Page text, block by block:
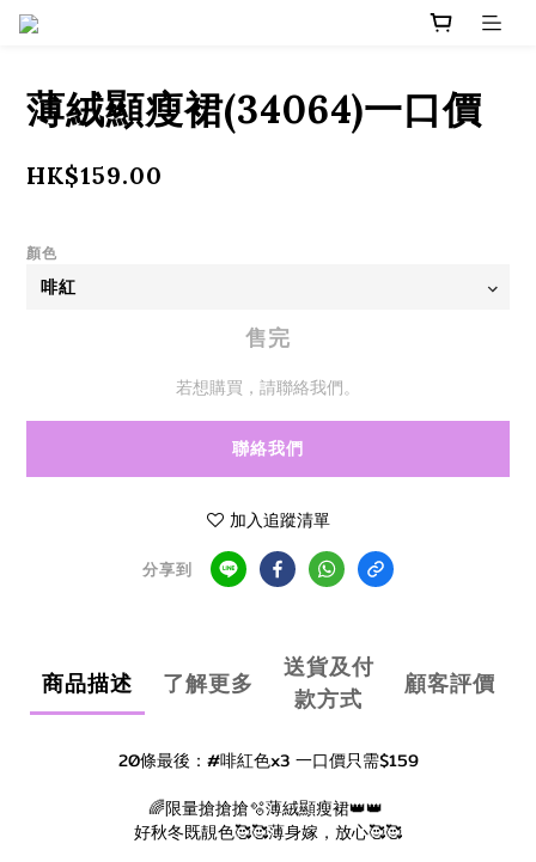
薄絨顯瘦裙(34064)一口價
HK$159.00
顏色
售完
若想購買，請聯絡我們。
聯絡我們
加入追蹤清單
分享到
商品描述 了解更多
送貨及付
款方式
顧客評價
20條最後：#啡紅色x3 一口價只需$159
🌈限量搶搶搶🫧薄絨顯瘦裙👑👑
好秋冬既靚色🥰🥰薄身嫁，放心🥰🥰